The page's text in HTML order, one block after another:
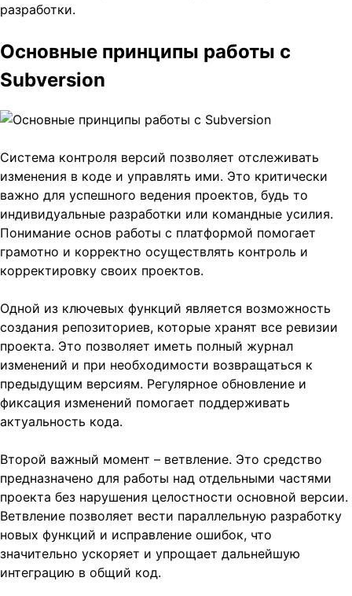
разработки.
Основные принципы работы с
Subversion
Система контроля версий позволяет отслеживать
изменения в коде и управлять ими. Это критически
важно для успешного ведения проектов, будь то
индивидуальные разработки или командные усилия.
Понимание основ работы с платформой помогает
грамотно и корректно осуществлять контроль и
корректировку своих проектов.
Одной из ключевых функций является возможность
создания репозиториев, которые хранят все ревизии
проекта. Это позволяет иметь полный журнал
изменений и при необходимости возвращаться к
предыдущим версиям. Регулярное обновление и
фиксация изменений помогает поддерживать
актуальность кода.
Второй важный момент – ветвление. Это средство
предназначено для работы над отдельными частями
проекта без нарушения целостности основной версии.
Ветвление позволяет вести параллельную разработку
новых функций и исправление ошибок, что
значительно ускоряет и упрощает дальнейшую
интеграцию в общий код.